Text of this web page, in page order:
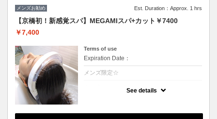
メンズお勧め Est. Duration：Approx. 1 hrs
【京橋初！新感覚スパ】MEGAMIスパ+カット￥7400
￥7,400
Terms of use
Expiration Date：
メンズ限定☆
る頭皮の匂いなどもなくなります☆（髪の毛
See details